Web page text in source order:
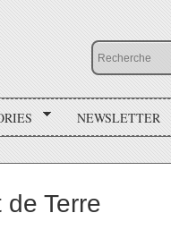
NEWSLETTER
Terre